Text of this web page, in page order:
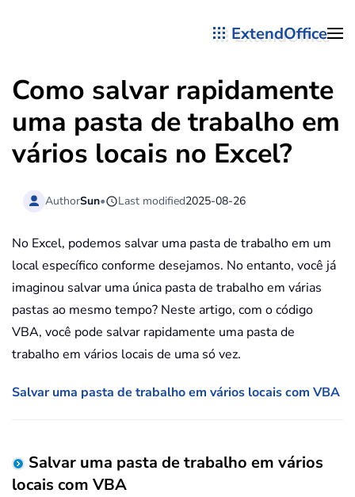
ExtendOffice
Como salvar rapidamente
uma pasta de trabalho em
vários locais no Excel?
AuthorSun• Last modified2025-08-26
No Excel, podemos salvar uma pasta de trabalho em um
local específico conforme desejamos. No entanto, você já
imaginou salvar uma única pasta de trabalho em várias
pastas ao mesmo tempo? Neste artigo, com o código
VBA, você pode salvar rapidamente uma pasta de
trabalho em vários locais de uma só vez.
Salvar uma pasta de trabalho em vários locais com VBA
Salvar uma pasta de trabalho em vários
locais com VBA